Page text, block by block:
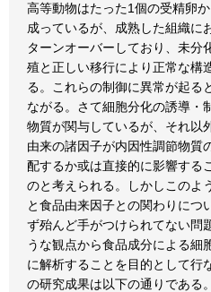
高等動物はたった1個の受精卵
成っているが、成熟した組織に
ターンオーバーしており、未分
殖と正しい移行により正常な構
る。これらの制御に異常が起る
ながる。さて細胞分化の誘導・
物質が関与しているが、それ以
由来の諸因子が内因性調節物質
配するか或は直接的に影響する
のと考えられる。しかしこのよ
と食品由来因子との関わりにつ
ず殆んど手がつけられてない問
うな観点から食品成分による細
に解析することを目的として行
の研究成果は以下の通りである。